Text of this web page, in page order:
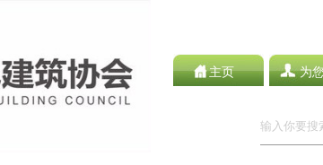
主页 为